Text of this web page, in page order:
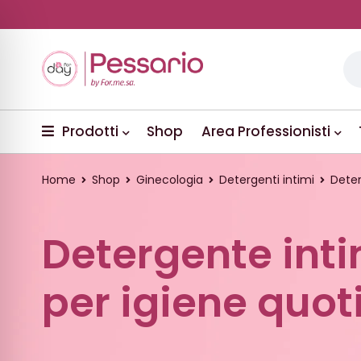
Prodotti Shop Area Professionisti
Home Shop Ginecologia Detergenti intimi
Detergente
per igiene